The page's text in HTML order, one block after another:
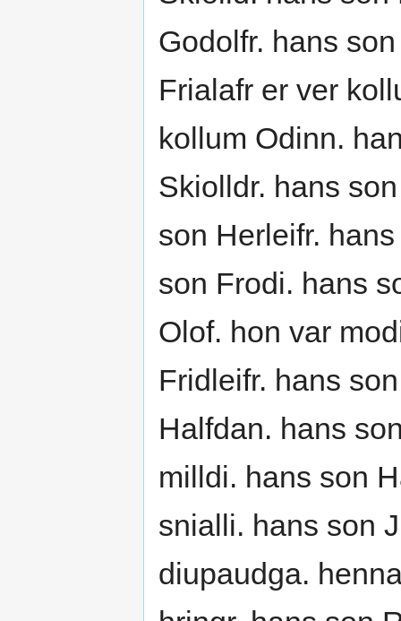
Godolfr. hans
Frialafr er ver
kollum Odinn.
Skiolldr. hans
son Herleifr.
son Frodi. hans
Olof. hon var
Fridleifr. hans
Halfdan. hans
milldi. hans son
snialli. hans son
diupaudga.